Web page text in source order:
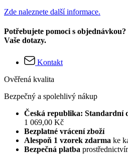
Zde naleznete další informace.
Potřebujete pomoci s
Vaše dotazy.
Kontakt
Ověřená kvalita
Bezpečný a spolehlivý nákup
Česká republika: Standardní
1 069,00 Kč
Bezplatné vrácení zboží
Alespoň 1 vzorek zdarma ke
Bezpečná platba